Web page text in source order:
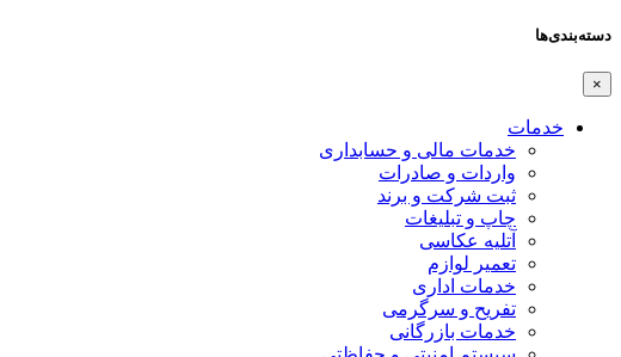
دسته‌بندی‌ها
×
خدمات
خدمات مالی و حسابداری
واردات و صادرات
ثبت شرکت و برند
چاپ و تبلیغات
آتلیه عکاسی
تعمیر لوازم
خدمات اداری
تفریح و سرگرمی
خدمات بازرگانی